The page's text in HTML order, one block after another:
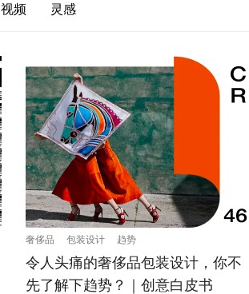
视频 灵感
奢侈品 包装设计 趋势
令人头痛的奢侈品包装设计，你不
先了解下趋势？｜创意白皮书